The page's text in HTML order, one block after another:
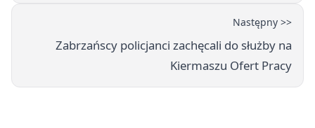
Następny >>
Zabrzańscy policjanci zachęcali do służby na
Kiermaszu Ofert Pracy